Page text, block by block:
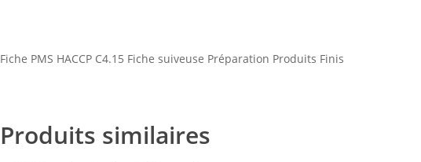
Fiche PMS HACCP C4.15 Fiche suiveuse Préparation Produits Finis
Produits similaires